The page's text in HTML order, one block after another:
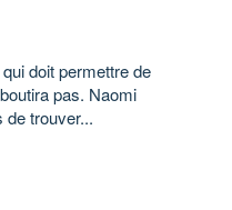
doit permettre de
pas. Naomi
trouver...